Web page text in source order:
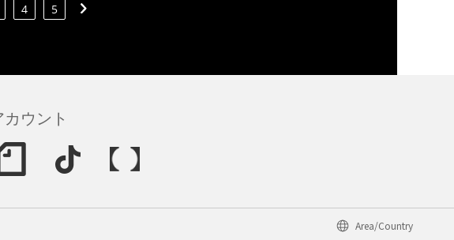
4 5
ウント
Area/Country